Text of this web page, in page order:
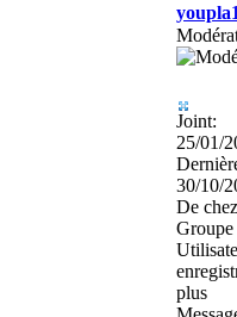
Joint:
25/01/
30/10/
De
Groupe
plus